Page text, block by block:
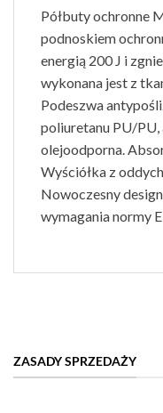
Półbuty ochronne
podnoskiem
energią 200 J i
wykonana jest z
Podeszwa
poliuretanu PU/
olejoodporna.
Wyściółka z
Nowoczesny
wymagania normy
ZASADY SPRZEDAŻY